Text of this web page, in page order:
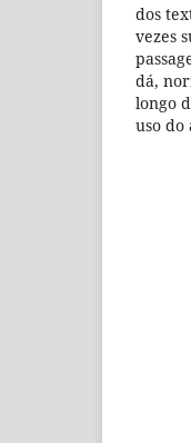
dos
vezes
dá,
longo
uso